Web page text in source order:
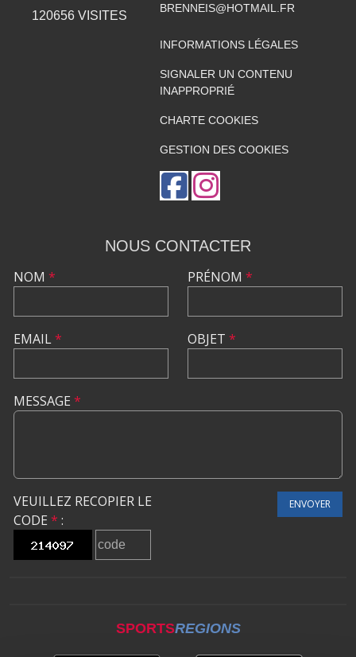
120656 VISITES
BRENNEIS@HOTMAIL.FR
INFORMATIONS LÉGALES
SIGNALER UN CONTENU
INAPPROPRIÉ
CHARTE COOKIES
GESTION DES COOKIES
NOUS CONTACTER
NOM *
EMAIL*
PRÉNOM *
OBJET *
MESSAGE *
VEUILLEZ RECOPIER LE
CODE * :
ENVOYER
SPORTSREGIONS